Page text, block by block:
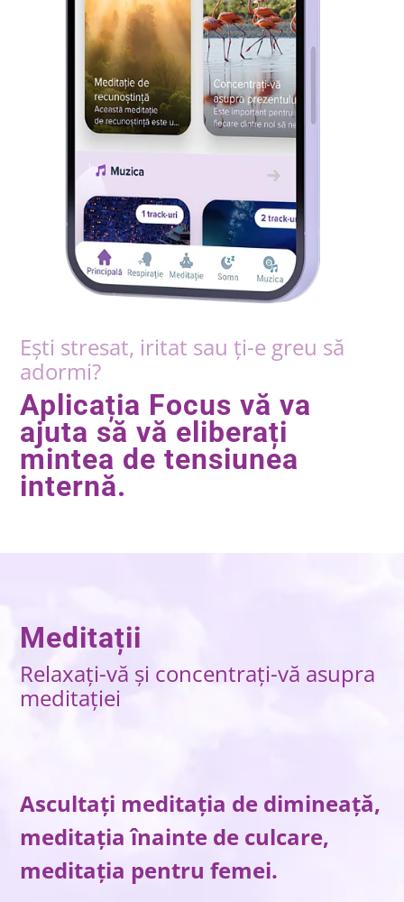
Ești stresat, iritat sau ți-e greu să
adormi?
Aplicația Focus vă va
ajuta să vă eliberați
mintea de tensiunea
internă.
Meditații
Relaxați-vă și concentrați-vă asupra
meditației
Ascultați meditația de dimineață,
meditația înainte de culcare,
meditația pentru femei.